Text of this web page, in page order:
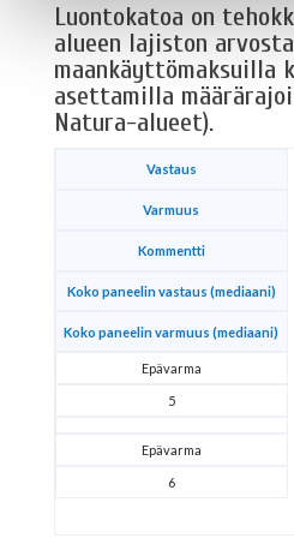
Luontokatoa on
alueen lajiston
maankäyttömaksuilla
asettamilla
Natura-alueet).
Vastaus
Varmuus
Kommentti
Koko paneelin vastaus (mediaani)
Koko paneelin varmuus (mediaani)
Epävarma
5
Epävarma
6